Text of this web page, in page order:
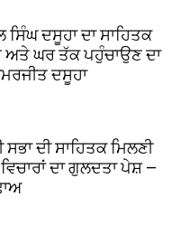
ਸਿੰਘ ਦਸੂਹਾ ਦਾ ਸਾਹਿਤਕ
ਅਤੇ ਘਰ ਤੱਕ ਪਹੁੰਚਾਉਣ ਦਾ
ਦਸੂਹਾ
ਦੀ ਸਾਹਿਤਕ ਮਿਲਣੀ
ਦਾ ਗੁਲਦਤਾ ਪੇਸ਼ —